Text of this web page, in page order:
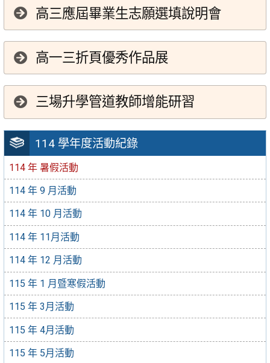
114 學年度活動紀錄
114 年 暑假活動
114 年 9 月活動
114 年 10 月活動
114 年 11月活動
114 年 12 月活動
115 年 1 月暨寒假活動
115 年 3月活動
115 年 4月活動
115 年 5月活動
高三應屆畢業生志願選填說明會
高一三折頁優秀作品展
三場升學管道教師增能研習